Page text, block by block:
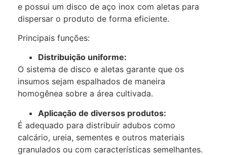
e possui um disco de aço inox com aletas para
dispersar o produto de forma eficiente.
Principais funções:
Distribuição uniforme:
O sistema de disco e aletas garante que os
insumos sejam espalhados de maneira
homogênea sobre a área cultivada.
Aplicação de diversos produtos:
É adequado para distribuir adubos como
calcário, ureia, sementes e outros materiais
granulados ou com características semelhantes.